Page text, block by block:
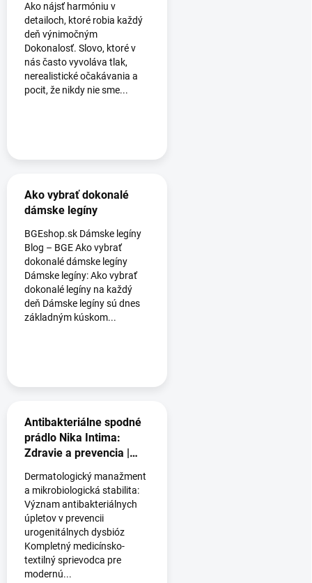
Ako nájsť harmóniu v
detailoch, ktoré robia každý
deň výnimočným
Dokonalosť. Slovo, ktoré v
nás často vyvoláva tlak,
nerealistické očakávania a
pocit, že nikdy nie sme...
Ako vybrať dokonalé
dámske legíny
BGEshop.sk Dámske legíny
Blog – BGE Ako vybrať
dokonalé dámske legíny
Dámske legíny: Ako vybrať
dokonalé legíny na každý
deň Dámske legíny sú dnes
základným kúskom...
Antibakteriálne spodné
prádlo Nika Intima:
Zdravie a prevencia |
Dermatologický manažment
a mikrobiologická stabilita:
Význam antibakteriálnych
úpletov v prevencii
urogenitálnych dysbióz
Kompletný medicínsko-
textilný sprievodca pre
modernú...